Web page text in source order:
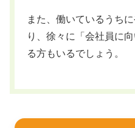
また、働いているうち
り、徐々に「会社員に
る方もいるでしょう。